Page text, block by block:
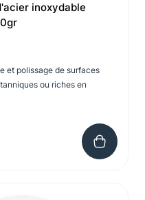
inoxydable
et polissage de surfaces
ou riches en